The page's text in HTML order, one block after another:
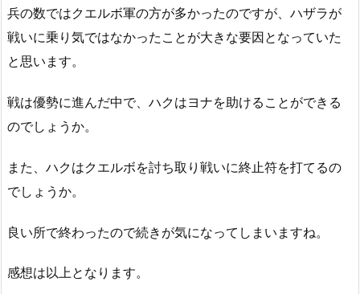
兵の数ではクエルボ軍の方が多かったのですが、ハザラが
戦いに乗り気ではなかったことが大きな要因となっていた
と思います。
戦は優勢に進んだ中で、ハクはヨナを助けることができる
のでしょうか。
また、ハクはクエルボを討ち取り戦いに終止符を打てるの
でしょうか。
良い所で終わったので続きが気になってしまいますね。
感想は以上となります。